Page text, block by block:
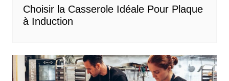
Choisir la Casserole Idéale Pour Plaque
à Induction